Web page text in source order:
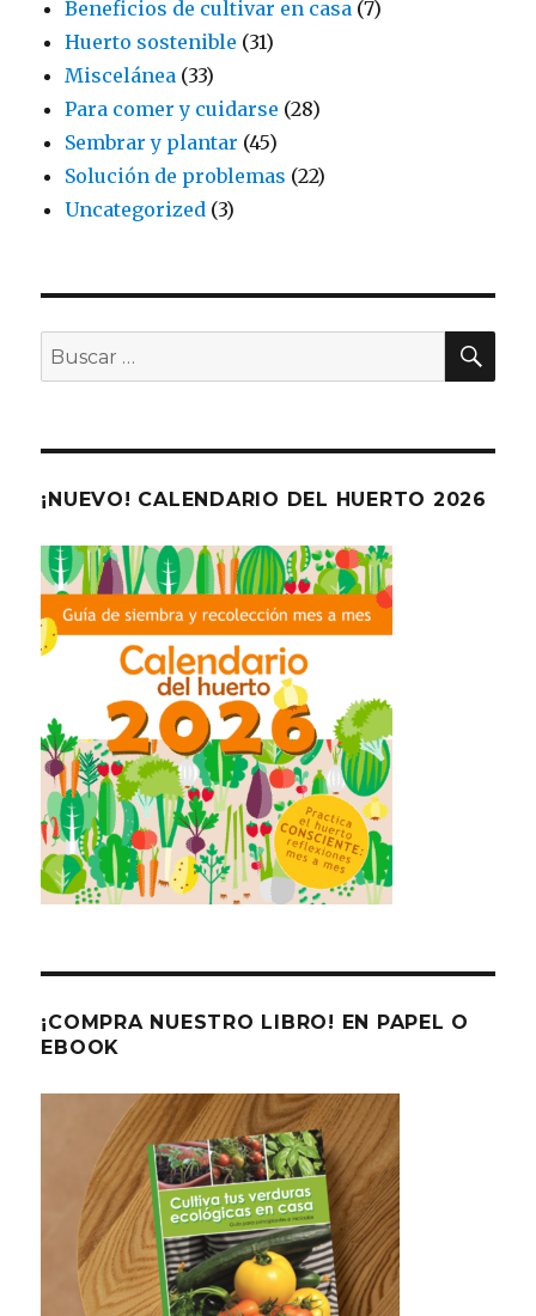
Beneficios de cultivar en casa (7)
Huerto sostenible (31)
Miscelánea (33)
Para comer y cuidarse (28)
Sembrar y plantar (45)
Solución de problemas (22)
Uncategorized (3)
Buscar
por:
¡NUEVO! CALENDARIO DEL HUERTO 2026
¡COMPRA NUESTRO LIBRO! EN PAPEL O
EBOOK